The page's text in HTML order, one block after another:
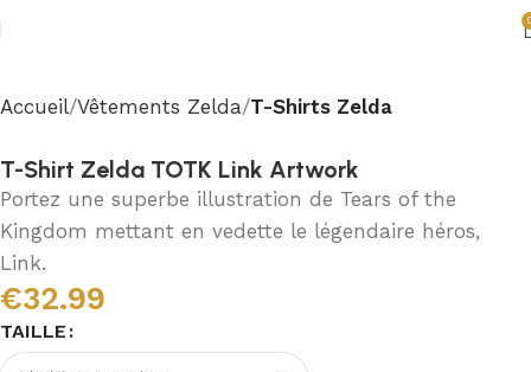
Accueil Vêtements Zelda T-Shirts Zelda
T-Shirt Zelda TOTK Link Artwork
Portez une superbe illustration de Tears of the
Kingdom mettant en vedette le légendaire héros,
Link.
€32.99
TAILLE